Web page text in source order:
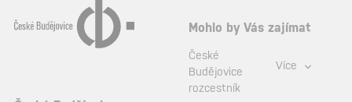
Mohlo by Vás zajímat
České
Budějovice
rozcestník
Více